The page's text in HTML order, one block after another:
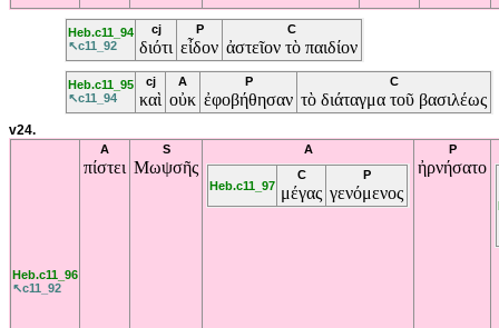
Heb.c11_94
↖c11_92
cj
διότι
P
εἶδον
C
ἀστεῖον τὸ παιδίον
Heb.c11_95
↖c11_94
cj
καὶ
A
οὐκ
P
ἐφοβήθησαν
C
τὸ διάταγμα τοῦ βασιλέως
v24.
Heb.c11_96
↖c11_92
A
πίστει
S
Μωψσῆς
A
Heb.c11_97
C
μέγας
P
γενόμενος
P
ἠρνήσατο